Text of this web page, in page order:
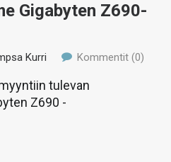
Gigabyten Z690-
Kurri Kommentit (0)
tulevan
Z690 -